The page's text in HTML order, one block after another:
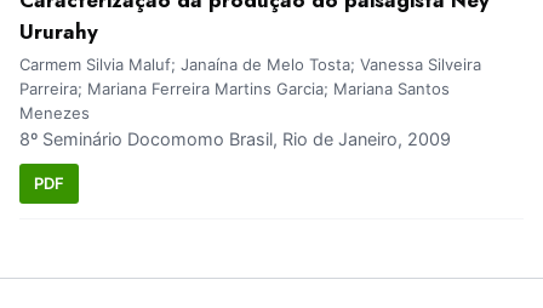
Ururahy
Carmem Silvia Maluf; Janaína de Melo Tosta; Vanessa Silveira
Parreira; Mariana Ferreira Martins Garcia; Mariana Santos
Menezes
8º Seminário Docomomo Brasil, Rio de Janeiro, 2009
PDF